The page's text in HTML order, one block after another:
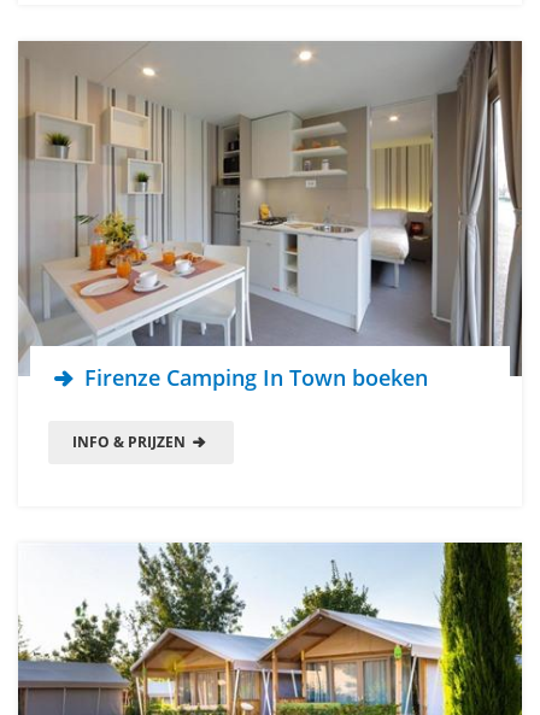
Firenze Camping In Town boeken
INFO & PRIJZEN